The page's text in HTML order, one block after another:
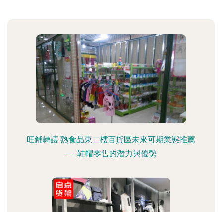
旺鋪轉讓 熟食品東二樓百貨區未來可期業態推薦
——鞋帽零售的潛力與優勢